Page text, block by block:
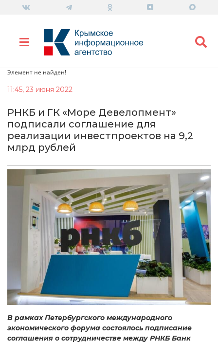
Элемент не найден!
11:45, 23 июня 2022
РНКБ и ГК «Море Девелопмент»
подписали соглашение для
реализации инвестпроектов на 9,2
млрд рублей
В рамках Петербургского международного
экономического форума состоялось подписание
соглашения о сотрудничестве между РНКБ Банк